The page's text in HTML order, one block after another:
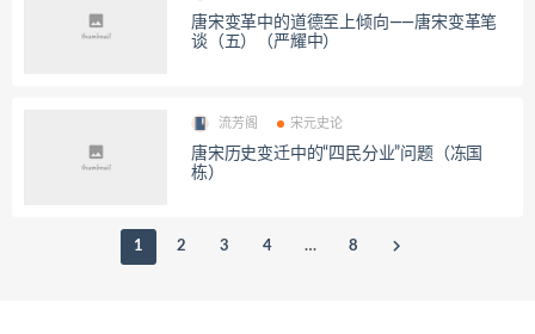
唐宋变革中的道德至上倾向——唐宋变革笔
谈（五）（严耀中）
流芳阁 宋元史论
唐宋历史变迁中的“四民分业”问题（冻国
栋）
1 2 3 4 … 8